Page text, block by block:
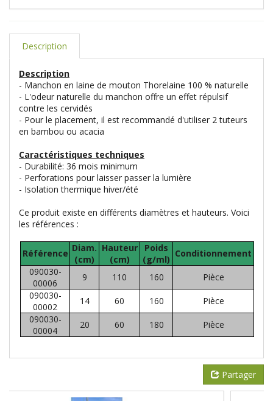
Description
Description
- Manchon en laine de mouton Thorelaine 100 % naturelle
- L'odeur naturelle du manchon offre un effet répulsif
contre les cervidés
- Pour le placement, il est recommandé d'utiliser 2 tuteurs
en bambou ou acacia
Caractéristiques techniques
- Durabilité: 36 mois minimum
- Perforations pour laisser passer la lumière
- Isolation thermique hiver/été
Ce produit existe en différents diamètres et hauteurs. Voici
les références :
Référence Diam.
(cm)
Hauteur
(cm)
Poids
(g/ml)
Conditionnement
090030-
00006
9 110 160
Pièce
090030-
00002
14 60 160
Pièce
090030-
00004
20 60 180 Pièce
Partager